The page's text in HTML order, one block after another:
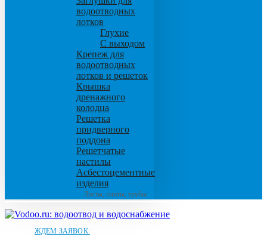
водоотводных
лотков
Глухие
С выходом
Крепеж для
водоотводных
лотков и решеток
Крышка
дренажного
колодца
Решетка
придверного
поддона
Решетчатые
настилы
Асбестоцементные
изделия
Листы, плиты, трубы
ЖДЕМ ЗАЯВОК: